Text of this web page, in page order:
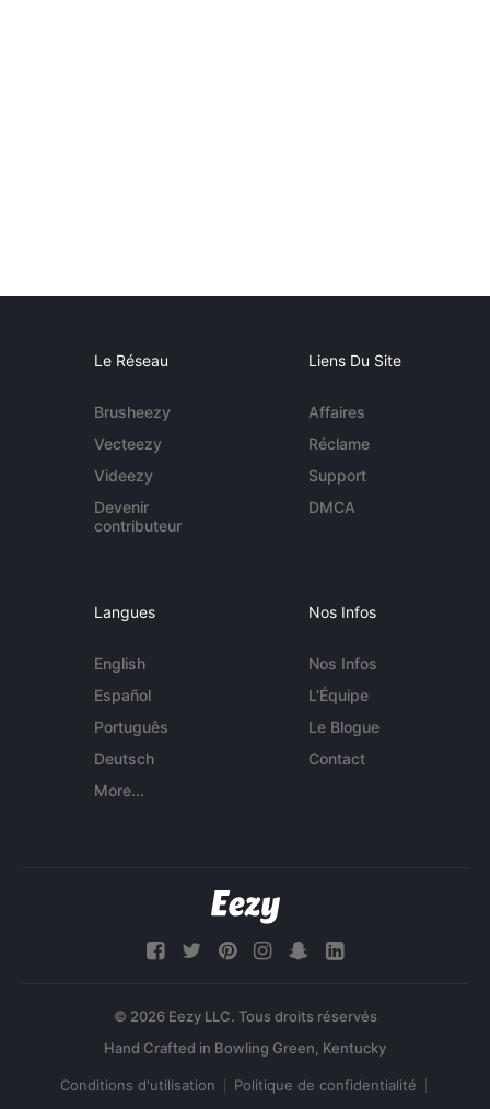
Le Réseau
Brusheezy
Vecteezy
Videezy
Devenir
contributeur
Liens Du Site
Affaires
Réclame
Support
DMCA
Langues
English
Español
Português
Deutsch
More...
Nos Infos
Nos Infos
L'Équipe
Le Blogue
Contact
© 2026 Eezy LLC. Tous droits réservés
Conditions d'utilisation Politique de confidentialité